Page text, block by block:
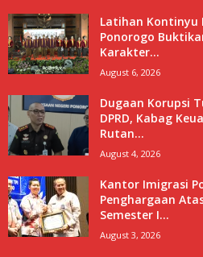
Latihan Kontinyu
Ponorogo
Karakter...
August 6, 2026
Dugaan Korupsi
DPRD, Kabag
Rutan...
August 4, 2026
Kantor Imigrasi
Penghargaan
Semester I...
August 3, 2026